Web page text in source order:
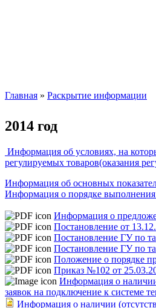
Главная » Раскрытие информации
2014 год
Информация об условиях, на
регулируемых товаров(оказания
Информация об основных
Информация о порядке выполнения
Информация о
Постановление от
Постановление ГУ по
Постановление ГУ по
Положение о порядке
Приказ №102 от
Информация о наличии
заявок на подключение к системе
Информация о наличии